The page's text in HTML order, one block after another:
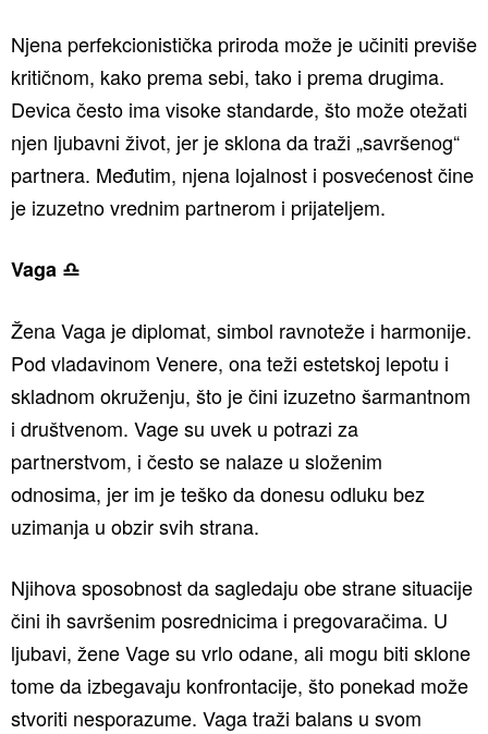
Njena perfekcionistička priroda može je učiniti previše
kritičnom, kako prema sebi, tako i prema drugima.
Devica često ima visoke standarde, što može otežati
njen ljubavni život, jer je sklona da traži „savršenog“
partnera. Međutim, njena lojalnost i posvećenost čine
je izuzetno vrednim partnerom i prijateljem.
Vaga ♎️
Žena Vaga je diplomat, simbol ravnoteže i harmonije.
Pod vladavinom Venere, ona teži estetskoj lepotu i
skladnom okruženju, što je čini izuzetno šarmantnom
i društvenom. Vage su uvek u potrazi za
partnerstvom, i često se nalaze u složenim
odnosima, jer im je teško da donesu odluku bez
uzimanja u obzir svih strana.
Njihova sposobnost da sagledaju obe strane situacije
čini ih savršenim posrednicima i pregovaračima. U
ljubavi, žene Vage su vrlo odane, ali mogu biti sklone
tome da izbegavaju konfrontacije, što ponekad može
stvoriti nesporazume. Vaga traži balans u svom